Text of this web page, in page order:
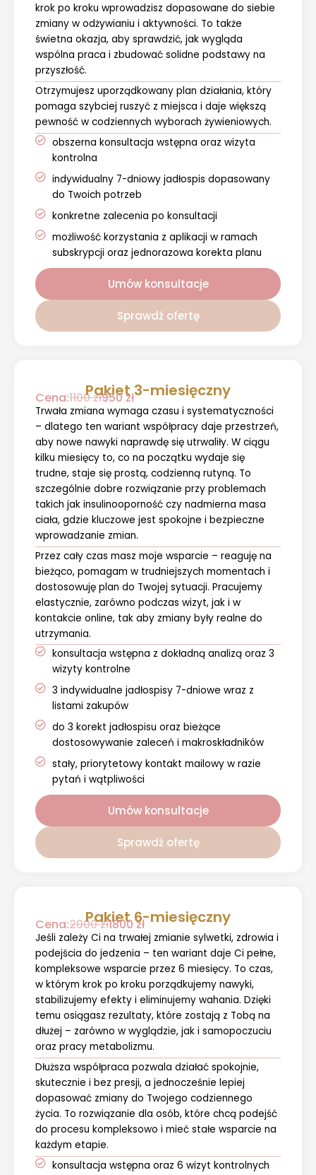
krok po kroku wprowadzisz dopasowane do siebie
zmiany w odżywianiu i aktywności. To także
świetna okazja, aby sprawdzić, jak wygląda
wspólna praca i zbudować solidne podstawy na
przyszłość.
Otrzymujesz uporządkowany plan działania, który
pomaga szybciej ruszyć z miejsca i daje większą
pewność w codziennych wyborach żywieniowych.
obszerna konsultacja wstępna oraz wizyta
kontrolna
indywidualny 7-dniowy jadłospis dopasowany
do Twoich potrzeb
konkretne zalecenia po konsultacji
możliwość korzystania z aplikacji w ramach
subskrypcji oraz jednorazowa korekta planu
Umów konsultacje
Sprawdź ofertę
Pakiet 3-miesięczny
Cena:1100 zł950 zł
Trwała zmiana wymaga czasu i systematyczności
– dlatego ten wariant współpracy daje przestrzeń,
aby nowe nawyki naprawdę się utrwaliły. W ciągu
kilku miesięcy to, co na początku wydaje się
trudne, staje się prostą, codzienną rutyną. To
szczególnie dobre rozwiązanie przy problemach
takich jak insulinooporność czy nadmierna masa
ciała, gdzie kluczowe jest spokojne i bezpieczne
wprowadzanie zmian.
Przez cały czas masz moje wsparcie – reaguję na
bieżąco, pomagam w trudniejszych momentach i
dostosowuję plan do Twojej sytuacji. Pracujemy
elastycznie, zarówno podczas wizyt, jak i w
kontakcie online, tak aby zmiany były realne do
utrzymania.
konsultacja wstępna z dokładną analizą oraz 3
wizyty kontrolne
3 indywidualne jadłospisy 7-dniowe wraz z
listami zakupów
do 3 korekt jadłospisu oraz bieżące
dostosowywanie zaleceń i makroskładników
stały, priorytetowy kontakt mailowy w razie
pytań i wątpliwości
Umów konsultacje
Sprawdź ofertę
Pakiet 6-miesięczny
Cena:2000 zł1800 zł
Jeśli zależy Ci na trwałej zmianie sylwetki, zdrowia i
podejścia do jedzenia – ten wariant daje Ci pełne,
kompleksowe wsparcie przez 6 miesięcy. To czas,
w którym krok po kroku porządkujemy nawyki,
stabilizujemy efekty i eliminujemy wahania. Dzięki
temu osiągasz rezultaty, które zostają z Tobą na
dłużej – zarówno w wyglądzie, jak i samopoczuciu
oraz pracy metabolizmu.
Dłuższa współpraca pozwala działać spokojnie,
skutecznie i bez presji, a jednocześnie lepiej
dopasować zmiany do Twojego codziennego
życia. To rozwiązanie dla osób, które chcą podejść
do procesu kompleksowo i mieć stałe wsparcie na
każdym etapie.
konsultacja wstępna oraz 6 wizyt kontrolnych